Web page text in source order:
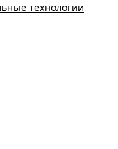
технологии